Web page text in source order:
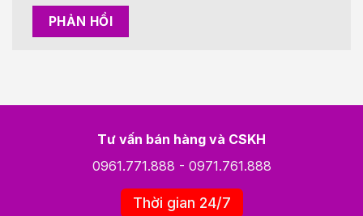
Tư vấn bán hàng và CSKH
0961.771.888 - 0971.761.888
Thời gian 24/7